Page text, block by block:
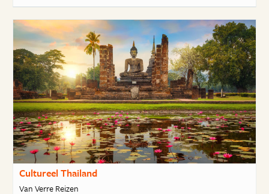
Cultureel Thailand
Van Verre Reizen